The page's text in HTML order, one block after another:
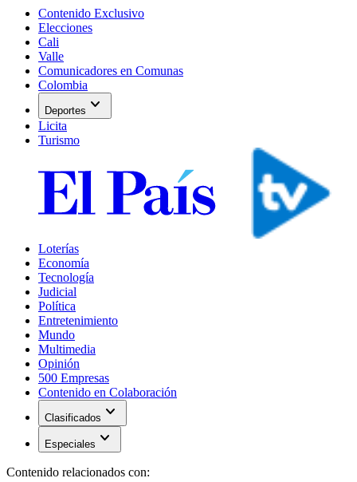
Contenido Exclusivo
Elecciones
Cali
Valle
Comunicadores en Comunas
Colombia
Deportes expand_more
Licita
Turismo
Loterías
Economía
Tecnología
Judicial
Política
Entretenimiento
Mundo
Multimedia
Opinión
500 Empresas
Contenido en Colaboración
Clasificados expand_more
Especiales expand_more
Contenido relacionados con: